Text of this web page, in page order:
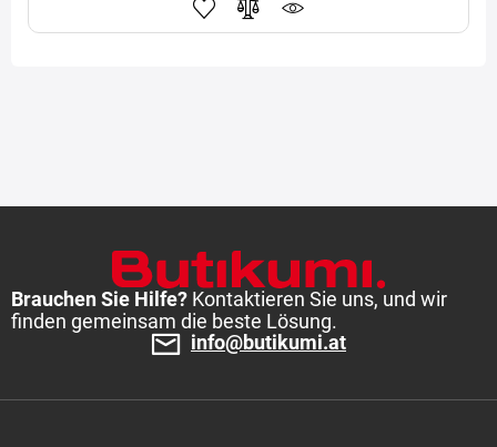
Brauchen Sie Hilfe? Kontaktieren Sie uns, und wir
finden gemeinsam die beste Lösung.
info@butikumi.at